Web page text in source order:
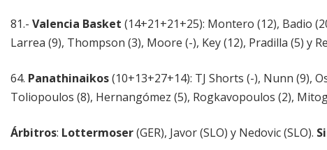
81.- Valencia Basket (14+21+21+25): Montero (12), Badio
Larrea (9), Thompson (3), Moore (-), Key (12), Pradilla (5) y
64. Panathinaikos(10+13+27+14): TJ Shorts (-), Nunn (9),
Toliopoulos (8), Hernangómez (5), Rogkavopoulos (2),
Árbitros: Lottermoser(GER), Javor (SLO) y Nedovic (SLO).